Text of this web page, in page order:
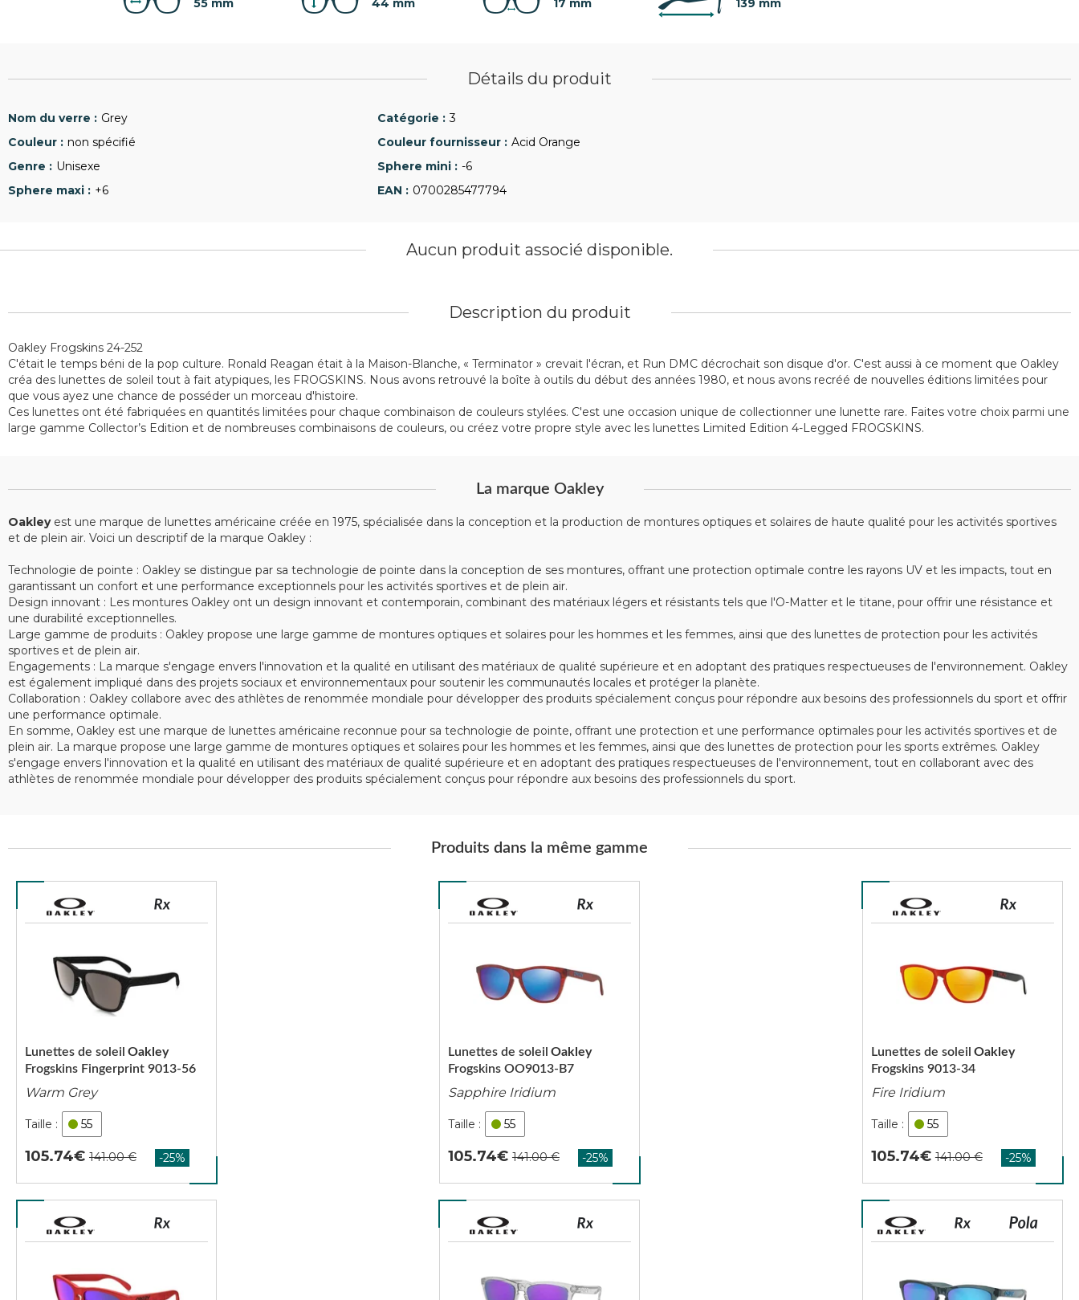
55 mm 44 mm 17 mm 139 mm
Détails du produit
Grey
3
non spécifié
Acid Orange
Unisexe
-6
+6
0700285477794
Description du produit
Oakley Frogskins 24-252
C'était le temps béni de la pop culture. Ronald Reagan était à la Maison-Blanche, « Terminator » crevait l'écran, et Run DMC décrochait son disque d'or. C'est aussi à ce moment que Oakley
créa des lunettes de soleil tout à fait atypiques, les FROGSKINS. Nous avons retrouvé la boîte à outils du début des années 1980, et nous avons recréé de nouvelles éditions limitées pour
que vous ayez une chance de posséder un morceau d'histoire.
Ces lunettes ont été fabriquées en quantités limitées pour chaque combinaison de couleurs stylées. C'est une occasion unique de collectionner une lunette rare. Faites votre choix parmi une
large gamme Collector’s Edition et de nombreuses combinaisons de couleurs, ou créez votre propre style avec les lunettes Limited Edition 4-Legged FROGSKINS.
La marque Oakley
Oakleyest une marque de lunettes américaine créée en 1975, spécialisée dans la conception et la production de montures optiques et solaires de haute qualité pour les activités sportives
et de plein air. Voici un descriptif de la marque Oakley :
Technologie de pointe : Oakley se distingue par sa technologie de pointe dans la conception de ses montures, offrant une protection optimale contre les rayons UV et les impacts, tout en
garantissant un confort et une performance exceptionnels pour les activités sportives et de plein air.
Design innovant : Les montures Oakley ont un design innovant et contemporain, combinant des matériaux légers et résistants tels que l'O-Matter et le titane, pour offrir une résistance et
une durabilité exceptionnelles.
Large gamme de produits : Oakley propose une large gamme de montures optiques et solaires pour les hommes et les femmes, ainsi que des lunettes de protection pour les activités
sportives et de plein air.
Engagements : La marque s'engage envers l'innovation et la qualité en utilisant des matériaux de qualité supérieure et en adoptant des pratiques respectueuses de l'environnement. Oakley
est également impliqué dans des projets sociaux et environnementaux pour soutenir les communautés locales et protéger la planète.
Collaboration : Oakley collabore avec des athlètes de renommée mondiale pour développer des produits spécialement conçus pour répondre aux besoins des professionnels du sport et offrir
une performance optimale.
En somme, Oakley est une marque de lunettes américaine reconnue pour sa technologie de pointe, offrant une protection et une performance optimales pour les activités sportives et de
plein air. La marque propose une large gamme de montures optiques et solaires pour les hommes et les femmes, ainsi que des lunettes de protection pour les sports extrêmes. Oakley
s'engage envers l'innovation et la qualité en utilisant des matériaux de qualité supérieure et en adoptant des pratiques respectueuses de l'environnement, tout en collaborant avec des
athlètes de renommée mondiale pour développer des produits spécialement conçus pour répondre aux besoins des professionnels du sport.
Produits dans la même gamme
Frogskins Fingerprint 9013-56
Lunettes de soleil Oakley
Warm Grey
55
105.74
Frogskins OO9013-B7
Lunettes de soleil Oakley
Sapphire Iridium
55
105.74
Frogskins 9013-34
Lunettes de soleil Oakley
Fire Iridium
55
105.74
Aucun produit associé disponible.